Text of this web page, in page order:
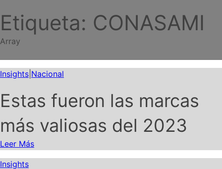
Etiqueta: CONASAMI
Array
Insights Nacional
Estas fueron las marcas
más valiosas del 2023
Leer Más
Insights